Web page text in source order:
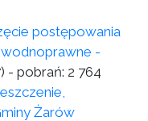
postępowania
-
- pobrań: 2 764
Żarów